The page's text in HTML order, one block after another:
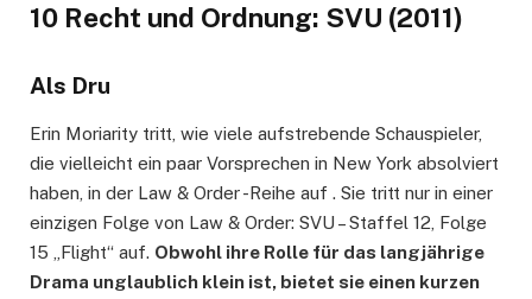
10 Recht und Ordnung: SVU (2011)
Als Dru
Erin Moriarity tritt, wie viele aufstrebende Schauspieler,
die vielleicht ein paar Vorsprechen in New York absolviert
haben, in der Law & Order -Reihe auf . Sie tritt nur in einer
einzigen Folge von Law & Order: SVU – Staffel 12, Folge
15 „Flight“ auf. Obwohl ihre Rolle für das langjährige
Drama unglaublich klein ist, bietet sie einen kurzen